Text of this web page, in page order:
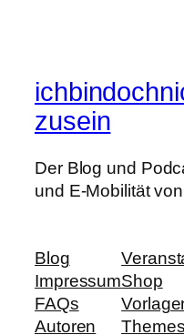
zusein
Der Blog und
und E-Mobilität
Blog
Impressum
FAQs
Autoren
Shop
Themes